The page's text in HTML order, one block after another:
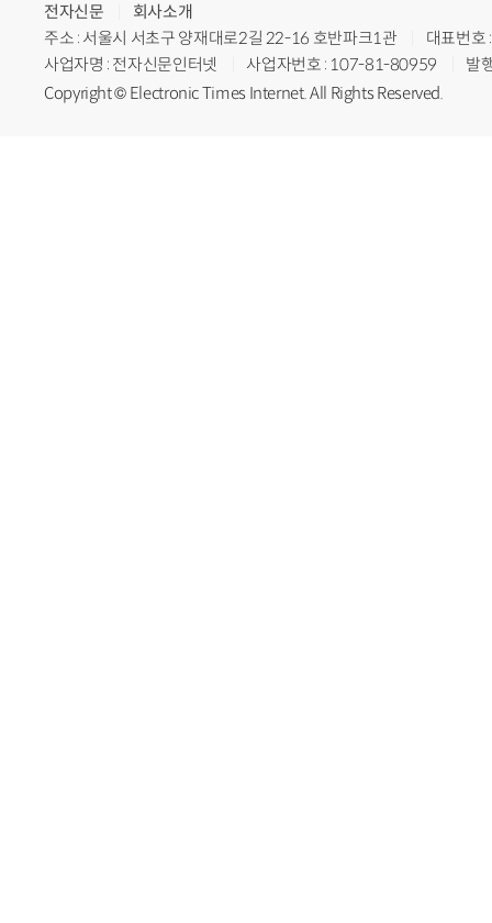
전자신문
회사소개
주소 : 서울시 서초구 양재대로2길 22-16 호반파크1관
대표번
사업자명 : 전자신문인터넷
사업자번호 : 107-81-80959
발
Copyright © Electronic Times Internet. All Rights Reserved.